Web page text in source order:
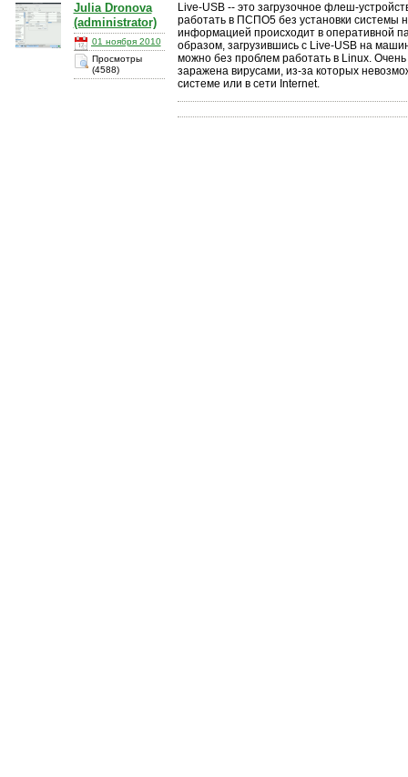
Julia Dronova
(administrator)
01 ноября 2010
Просмотры
(4588)
Live-USB -- это загрузочное флеш-
работать в ПСПО5 без установки системы
информацией происходит в оперативной
образом, загрузившись с Live-USB на
можно без проблем работать в Linux.
заражена вирусами, из-за которых
системе или в сети Internet.